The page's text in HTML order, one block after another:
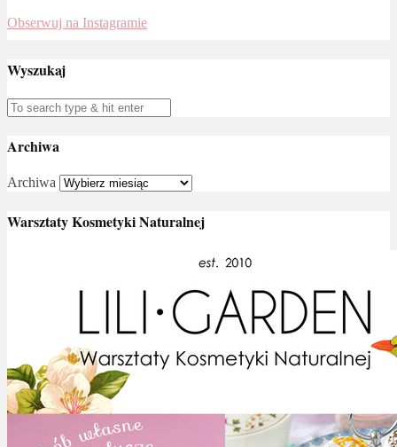
Obserwuj na Instagramie
Wyszukaj
Archiwa
Archiwa
Warsztaty Kosmetyki Naturalnej